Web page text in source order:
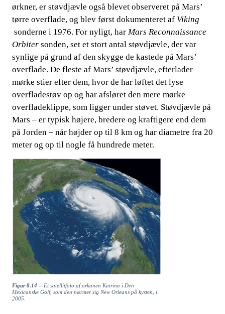
ørkner, er støvdjævle også blevet observeret på Mars’
tørre overflade, og blev først dokumenteret af​​ Viking
sonderne i 1976. For nyligt, har​​ Mars Reconnaissance
Orbiter ​​ sonden, set et stort antal støvdjævle, der var
synlige på grund af den skygge de kastede på Mars’
overflade. De fleste af Mars’ støvdjævle, efterlader
mørke stier efter dem, hvor de​​ har løftet det lyse
overfladestøv op og har afsløret den mere mørke
overfladeklippe, som ligger under støvet. Støvdjævle på
Mars – er typisk højere, bredere og kraftigere end dem
på Jorden – når højder op til 8 km og har diametre fra 20
meter og op til nogle få hundrede meter.
Figur 8.14 – Et satellitfoto af orkanen Katrina i Den
Mexicanske Golf, som den nærmer sig New Orleans på kysten, i
2005.